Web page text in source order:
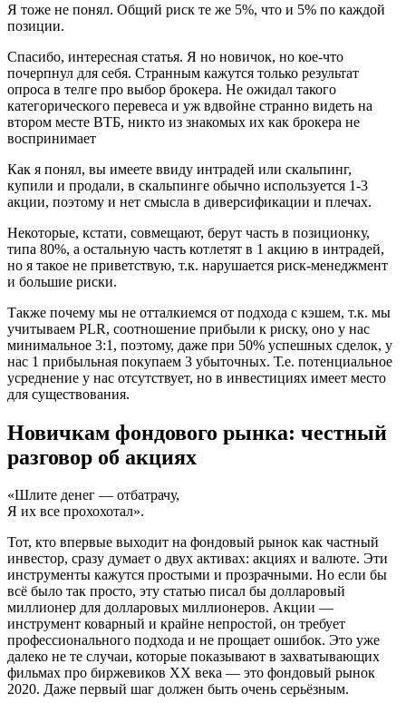
Я тоже не понял. Общий риск те же 5%, что и 5% по каждой
позиции.
Спасибо, интересная статья. Я но новичок, но кое-что
почерпнул для себя. Странным кажутся только результат
опроса в телге про выбор брокера. Не ожидал такого
категорического перевеса и уж вдвойне странно видеть на
втором месте ВТБ, никто из знакомых их как брокера не
воспринимает
Как я понял, вы имеете ввиду интрадей или скальпинг,
купили и продали, в скальпинге обычно используется 1-3
акции, поэтому и нет смысла в диверсификации и плечах.
Некоторые, кстати, совмещают, берут часть в позиционку,
типа 80%, а остальную часть котлетят в 1 акцию в интрадей,
но я такое не приветствую, т.к. нарушается риск-менеджмент
и большие риски.
Также почему мы не отталкиемся от подхода с кэшем, т.к. мы
учитываем PLR, соотношение прибыли к риску, оно у нас
минимальное 3:1, поэтому, даже при 50% успешных сделок, у
нас 1 прибыльная покупаем 3 убыточных. Т.е. потенциальное
усреднение у нас отсутствует, но в инвестициях имеет место
для существования.
Новичкам фондового рынка: честный
разговор об акциях
«Шлите денег — отбатрачу,
Я их все прохохотал».
Тот, кто впервые выходит на фондовый рынок как частный
инвестор, сразу думает о двух активах: акциях и валюте. Эти
инструменты кажутся простыми и прозрачными. Но если бы
всё было так просто, эту статью писал бы долларовый
миллионер для долларовых миллионеров. Акции —
инструмент коварный и крайне непростой, он требует
профессионального подхода и не прощает ошибок. Это уже
далеко не те случаи, которые показывают в захватывающих
фильмах про биржевиков XX века — это фондовый рынок
2020. Даже первый шаг должен быть очень серьёзным.